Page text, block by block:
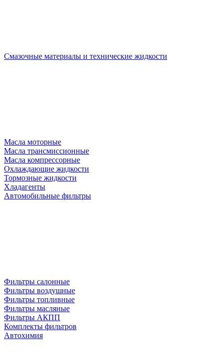
Смазочные материалы и технические жидкости
Масла моторные
Масла трансмиссионные
Масла компрессорные
Охлаждающие жидкости
Тормозные жидкости
Хладагенты
Автомобильные фильтры
Фильтры салонные
Фильтры воздушные
Фильтры топливные
Фильтры масляные
Фильтры АКПП
Комплекты фильтров
Автохимия